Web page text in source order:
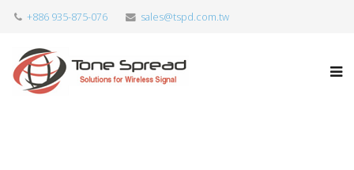
+886 935-875-076 sales@tspd.com.tw